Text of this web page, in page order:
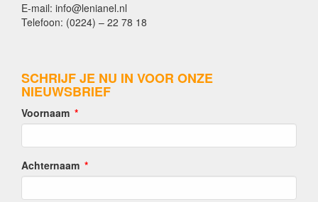
E-mail: info@lenianel.nl
Telefoon: (0224) – 22 78 18
SCHRIJF JE NU IN VOOR ONZE
NIEUWSBRIEF
Voornaam
Achternaam